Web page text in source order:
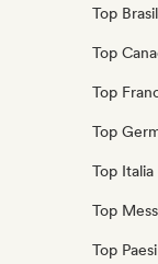
Top
Top
Top
Top
Top Italia
Top
Top